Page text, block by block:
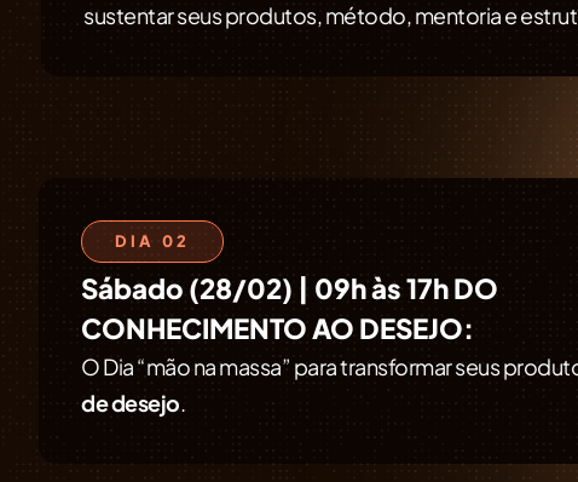
sustentar seus produtos, método, mentoria e
DIA 02
Sábado (28/02) | 09h às 17hDO
CONHECIMENTO AO DESEJO:
O Dia “mão na massa” para transformar seus
de desejo.